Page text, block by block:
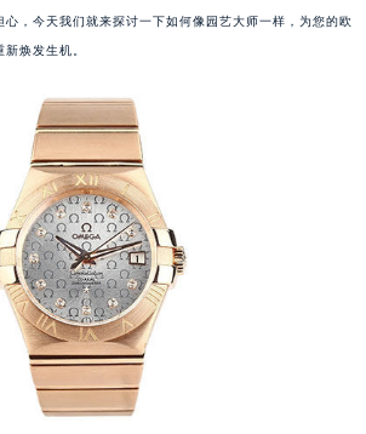
心，今天我们就来探讨一下如何像园艺大师一样，为您的欧
焕发生机。